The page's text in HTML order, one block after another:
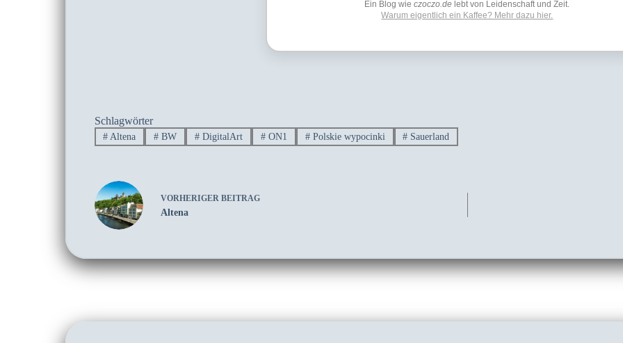
Ein Blog wieczoczo.de lebt von Leidenschaft und Zeit.
Warum eigentlich ein Kaffee? Mehr dazu hier.
Schlagwörter
# Altena # BW # DigitalArt #ON1 #Polskie wypocinki # Sauerland
VORHERIGER BEITRAG
Altena